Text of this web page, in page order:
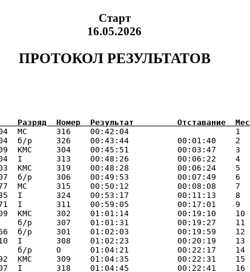
Старт
16.05.2026
ПРОТОКОЛ РЕЗУЛЬТАТОВ
2004  МС      316    00:42:04
б/р     326    00:43:44          00:01:40
КМС     304    00:45:51          00:03:47
I       313    00:48:26          00:06:22
КМС     319    00:48:28          00:06:24
б/р     306    00:49:53          00:07:49
МС      315    00:50:12          00:08:08
1985  I       324    00:53:17          00:11:13
I       311    00:59:05          00:17:01
2009  КМС     302    01:01:14          00:19:10
б/р     307    01:01:31          00:19:27
б/р     301    01:02:03          00:19:59
2010  I       308    01:02:23          00:20:19
б/р     0      01:04:21          00:22:17
КМС     309    01:04:35          00:22:31
2007  I       318    01:04:45          00:22:41